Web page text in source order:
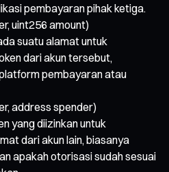
pembayaran pihak ketiga.
uint256 amount)
suatu alamat untuk
dari akun tersebut,
pembayaran atau
address spender)
yang diizinkan untuk
dari akun lain, biasanya
apakah otorisasi sudah sesuai